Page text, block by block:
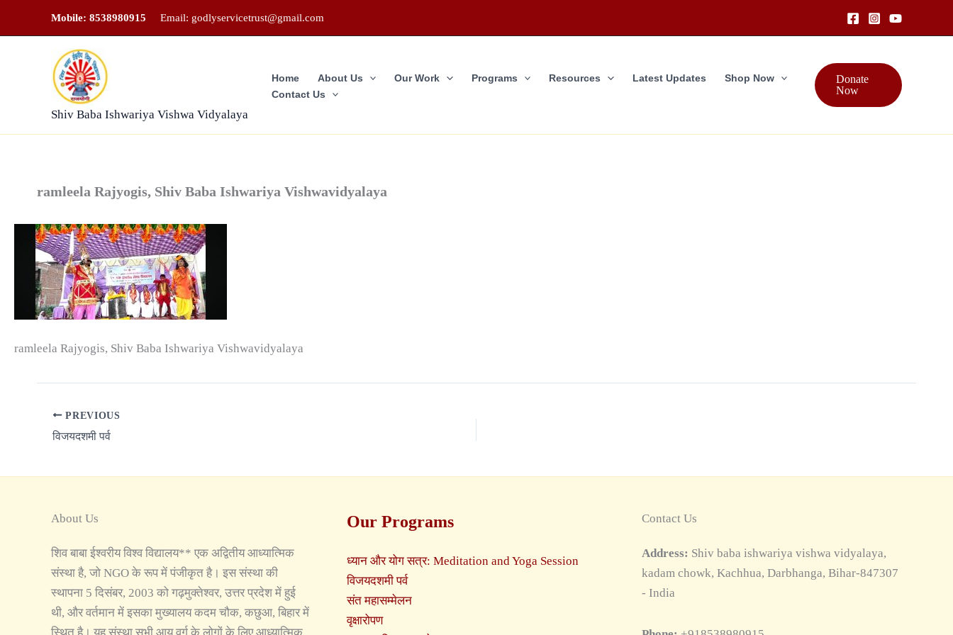
Mobile: 8538980915 Email: godlyservicetrust@gmail.com
Shiv Baba Ishwariya Vishwa Vidyalaya
Home About Us Our Work Programs Resources Latest Updates
Shop Now
Contact Us
Donate
Now
ramleela Rajyogis, Shiv Baba Ishwariya Vishwavidyalaya
ramleela Rajyogis, Shiv Baba Ishwariya Vishwavidyalaya
PREVIOUS
विजयदशमी पर्व
About Us
शिव बाबा ईश्वरीय विश्व विद्यालय** एक अद्वितीय आध्यात्मिक
संस्था है, जो NGO के रूप में पंजीकृत है। इस संस्था की
स्थापना 5 दिसंबर, 2003 को गढ़मुक्तेश्वर, उत्तर प्रदेश में हुई
थी, और वर्तमान में इसका मुख्यालय कदम चौक, कछुआ, बिहार में
Our Programs
ध्यान और योग सत्र: Meditation and Yoga Session
विजयदशमी पर्व
संत महासम्मेलन
वृक्षारोपण
Contact Us
Address: Shiv baba ishwariya vishwa vidyalaya,
kadam chowk, Kachhua, Darbhanga, Bihar-847307
- India